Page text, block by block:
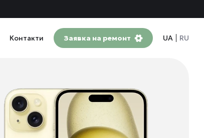
Контакти Заявка на ремонт UA RU